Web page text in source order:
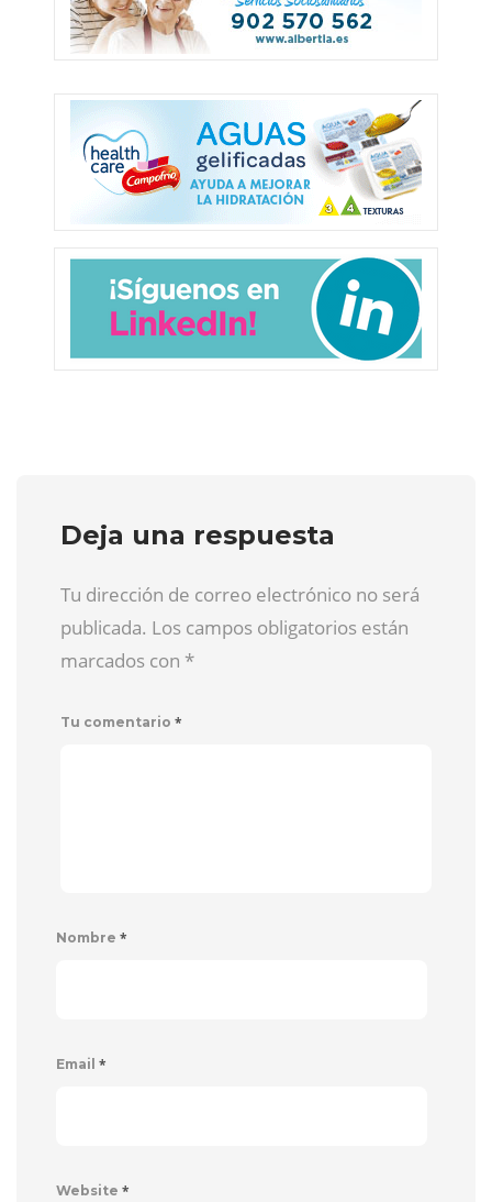
Deja una respuesta
Tu dirección de correo electrónico no será
publicada. Los campos obligatorios están
marcados con *
Tu comentario *
Nombre *
Email *
Website *